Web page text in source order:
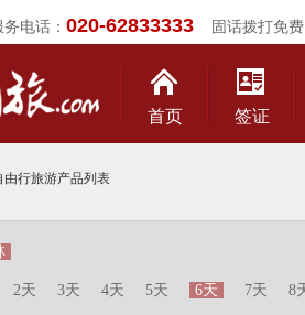
电话： 020-62833333固话拨打免费
首页 签证
由行旅游产品列表
2天 3天 4天 5天 6天 7天 8